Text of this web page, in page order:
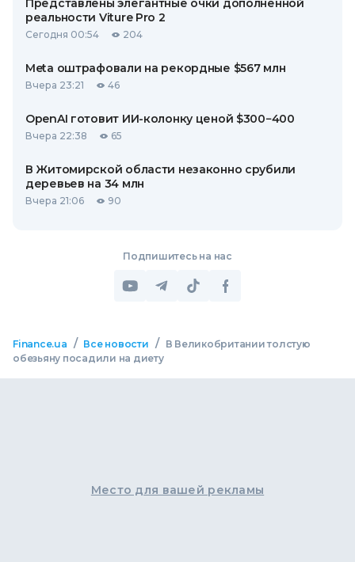
Представлены элегантные очки дополненной
реальности Viture Pro 2
Сегодня 00:54 204
Meta оштрафовали на рекордные $567 млн
Вчера 23:21 46
OpenAI готовит ИИ-колонку ценой $300−400
Вчера 22:38 65
В Житомирской области незаконно срубили
деревьев на 34 млн
Вчера 21:06 90
Подпишитесь на нас
Finance.ua / Все новости /
В Великобритании толстую
обезьяну посадили на диету
Место для вашей рекламы